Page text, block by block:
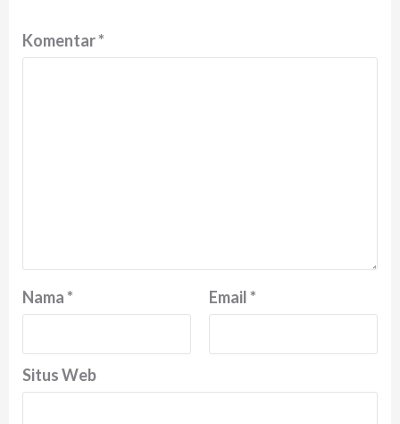
Komentar*
Nama* Email*
Situs Web